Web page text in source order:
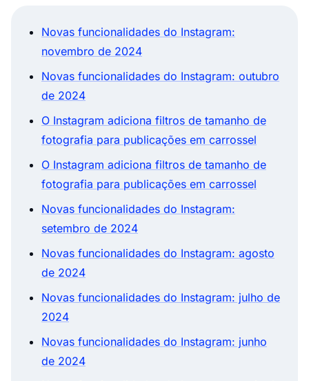
Novas funcionalidades do Instagram:
novembro de 2024
Novas funcionalidades do Instagram: outubro
de 2024
O Instagram adiciona filtros de tamanho de
fotografia para publicações em carrossel
O Instagram adiciona filtros de tamanho de
fotografia para publicações em carrossel
Novas funcionalidades do Instagram:
setembro de 2024
Novas funcionalidades do Instagram: agosto
de 2024
Novas funcionalidades do Instagram: julho de
2024
Novas funcionalidades do Instagram: junho
de 2024